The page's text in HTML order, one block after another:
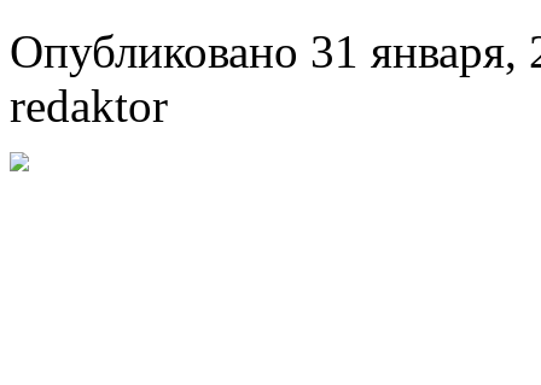
Опубликовано 31 января,
redaktor